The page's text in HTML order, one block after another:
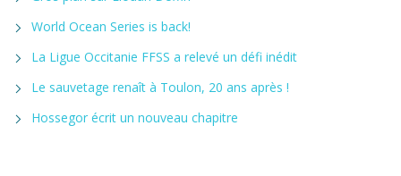
World Ocean Series is back!
La Ligue Occitanie FFSS a relevé un défi inédit
Le sauvetage renaît à Toulon, 20 ans après !
Hossegor écrit un nouveau chapitre